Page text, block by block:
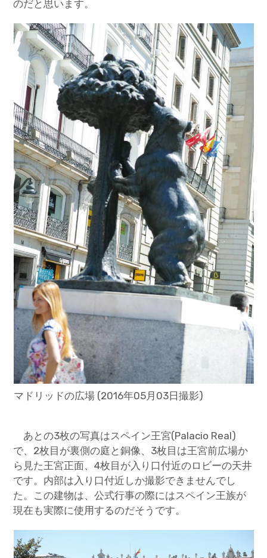
のだと思います。
マドリッドの広場 (2016年05月03日撮影)
あとの3枚の写真はスペイン王宮(Palacio Real)
で、2枚目が裏側の庭と銅像、3枚目は王宮前広場か
ら見た王宮正面、4枚目が入り口付近のロビーの天井
です。内部は入り口付近しか撮影できませんでし
た。この建物は、公式行事の際にはスペイン王族が
現在も実際に使用するのだそうです。